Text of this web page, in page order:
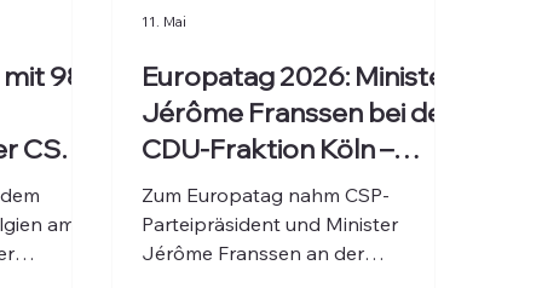
98
CSP
am
Europatag 2026: Minister
Jérôme Franssen bei der
CDU-Fraktion Köln –
Ostbelgien und NRW
stärken
grenzüberschreitende
Zum Europatag nahm CSP-
Parteipräsident und Minister
Jérôme Franssen an der
11. Mai